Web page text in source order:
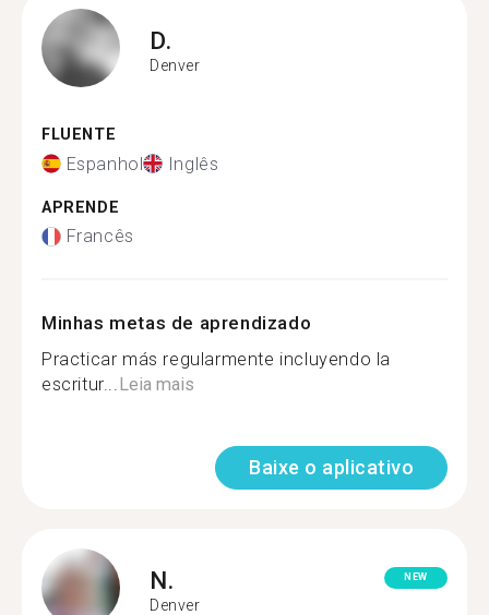
D.
Denver
FLUENTE
Espanhol Inglês
APRENDE
Francês
Minhas metas de aprendizado
Practicar más regularmente incluyendo la
escritur...Leia mais
Baixe o aplicativo
N.
Denver
NEW